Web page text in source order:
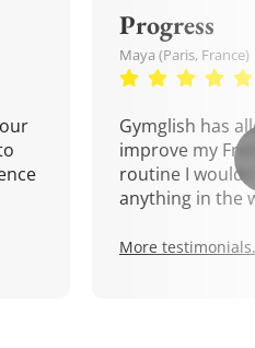
Progress
Maya (Paris, France)
Gymglish has
improve my
routine I
anything in the
More testimonials.